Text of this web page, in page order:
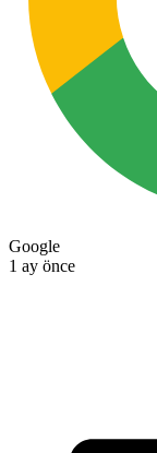
Google
3 hafta önce